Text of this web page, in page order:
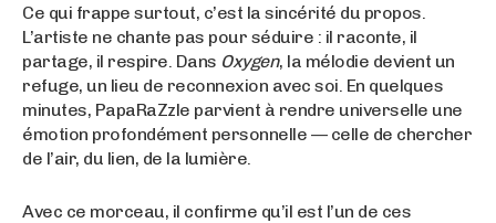
Ce qui frappe surtout, c’est la sincérité du propos.
L’artiste ne chante pas pour séduire : il raconte, il
partage, il respire. Dans Oxygen, la mélodie devient un
refuge, un lieu de reconnexion avec soi. En quelques
minutes, PapaRaZzle parvient à rendre universelle une
émotion profondément personnelle — celle de chercher
de l’air, du lien, de la lumière.
Avec ce morceau, il confirme qu’il est l’un de ces